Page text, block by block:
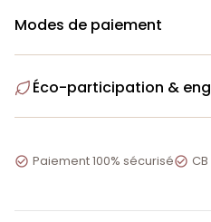
Modes de paiement
Éco-participation &
 Paiement 100% sécurisé